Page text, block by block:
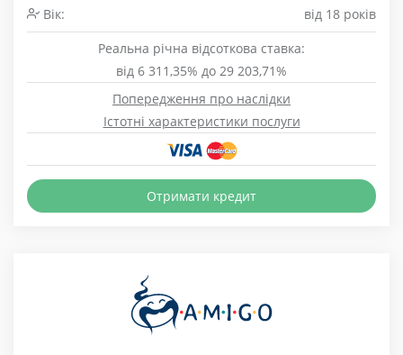
Вік:
від 18 років
Реальна річна відсоткова ставка:
від 6 311,35% до 29 203,71%
Попередження про наслідки
Істотні характеристики послуги
Отримати кредит